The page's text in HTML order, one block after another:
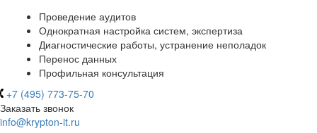
Проведение аудитов
Однократная настройка систем, экспертиза
Диагностические работы, устранение неполадок
Перенос данных
Профильная консультация
+7 (495) 773-75-70
Заказать звонок
info@krypton-it.ru